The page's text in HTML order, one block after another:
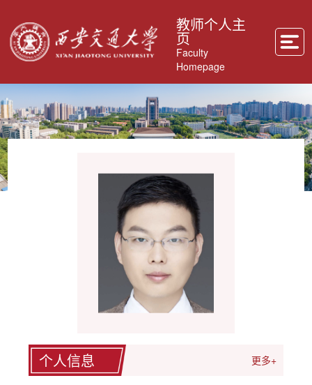
教师个人主
页
Faculty
Homepage
个人信息 更多+